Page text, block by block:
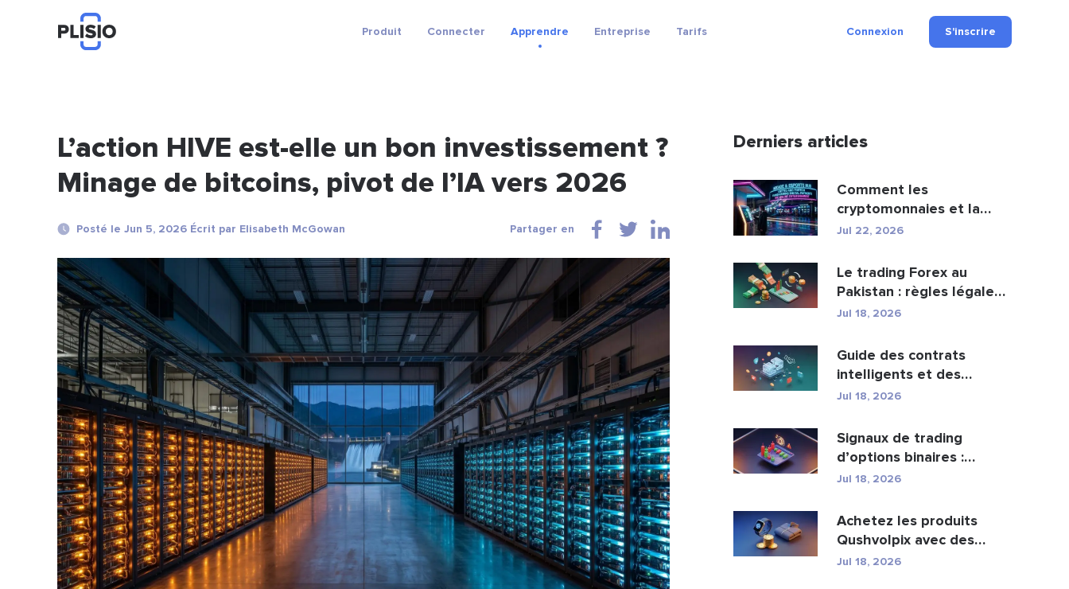
Produit Connecter Apprendre Entreprise Tarifs Connexion S'inscrire
L’action HIVE est-elle un bon investissement ?
Minage de bitcoins, pivot de l’IA vers 2026
Posté le Jun 5, 2026 Écrit par Elisabeth McGowan Partager en
Derniers articles
Comment les
cryptomonnaies et la
fintech transforment les
Jul 22, 2026
Le trading Forex au
Pakistan : règles légales,
courtiers, appli...
Jul 18, 2026
Guide des contrats
intelligents et des
services de
Jul 18, 2026
Signaux de trading
d’options binaires :
fonctionnement et risqu...
Jul 18, 2026
Achetez les produits
Qushvolpix avec des
cryptomonnaies : Bitcoin...
Jul 18, 2026